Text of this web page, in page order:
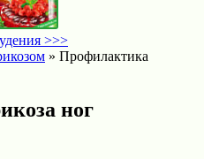
>>>
» Профилактика
ног